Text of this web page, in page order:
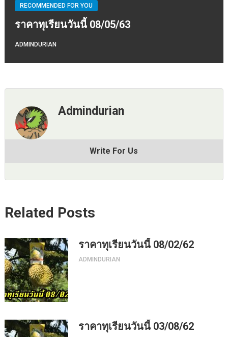
RECOMMENDED FOR YOU
ราคาทุเรียนวันนี้ 08/05/63
ADMINDURIAN
Admindurian
Write For Us
Related Posts
ราคาทุเรียนวันนี้ 08/02/62
ADMINDURIAN
ราคาทุเรียนวันนี้ 03/08/62